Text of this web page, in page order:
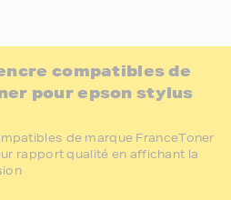
compatibles de
pour epson stylus
de marque FranceToner
rapport qualité en affichant la